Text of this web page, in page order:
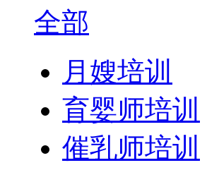
全部
月嫂培训
育婴师培训
催乳师培训